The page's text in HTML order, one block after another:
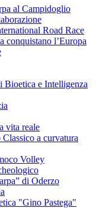
al Campidoglio
Road Race
conquistano l’Europa
Bioetica e Intelligenza
vita reale
a curvatura
Volley
di Oderzo
"Gino Pastega"